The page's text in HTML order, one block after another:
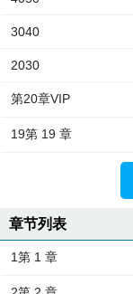
3040
2030
第20章VIP
19第 19 章
章节列表
1第 1 章